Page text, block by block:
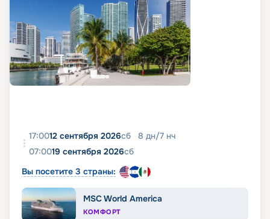
17:0012 сентября 2026сб 8 дн/7 нч
07:0019 сентября 2026сб
Вы посетите 3 страны:
MSC World America
КОМФОРТ